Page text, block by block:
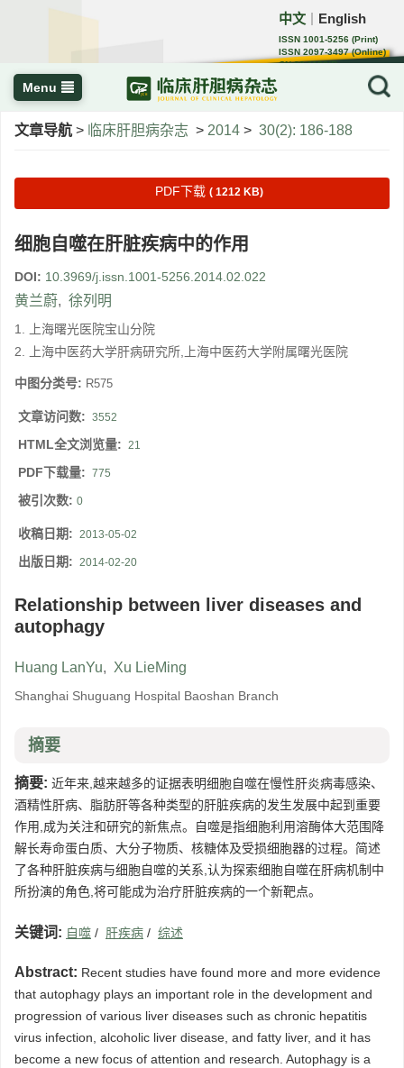
中文 English
ISSN 1001-5256 (Print)
ISSN 2097-3497 (Online)
CN 22-1108/R
Menu
文章导航 > 临床肝胆病杂志 > 2014 > 30(2): 186-188
PDF下载 ( 1212 KB)
细胞自噬在肝脏疾病中的作用
DOI: 10.3969/j.issn.1001-5256.2014.02.022
黄兰蔚, 徐列明
1. 上海曙光医院宝山分院
2. 上海中医药大学肝病研究所,上海中医药大学附属曙光医院
中图分类号: R575
文章访问数: 3552
HTML全文浏览量: 21
PDF下载量: 775
被引次数: 0
收稿日期: 2013-05-02
出版日期: 2014-02-20
Relationship between liver diseases and
autophagy
Huang LanYu, Xu LieMing
Shanghai Shuguang Hospital Baoshan Branch
摘要
摘要: 近年来,越来越多的证据表明细胞自噬在慢性肝炎病毒感染、
酒精性肝病、脂肪肝等各种类型的肝脏疾病的发生发展中起到重要
作用,成为关注和研究的新焦点。自噬是指细胞利用溶酶体大范围降
解长寿命蛋白质、大分子物质、核糖体及受损细胞器的过程。简述
了各种肝脏疾病与细胞自噬的关系,认为探索细胞自噬在肝病机制中
所扮演的角色,将可能成为治疗肝脏疾病的一个新靶点。
关键词: 自噬 / 肝疾病 / 综述
Abstract: Recent studies have found more and more evidence
that autophagy plays an important role in the development and
progression of various liver diseases such as chronic hepatitis
virus infection, alcoholic liver disease, and fatty liver, and it has
become a new focus of attention and research. Autophagy is a